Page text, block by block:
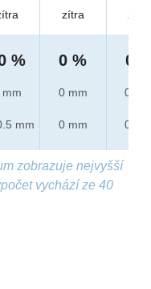
%
mm
mm
zítra
0 %
0 mm
0 mm
zítra
0 %
0 mm
0 mm
zobrazuje nejvyšší
vychází ze 40